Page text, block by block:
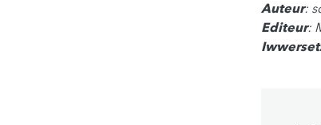
Auteur:
Editeur: